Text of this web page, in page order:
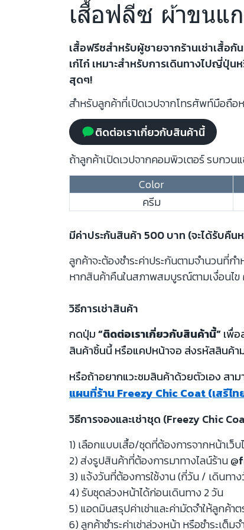
เสื้อฟลีซ ผ้าขนแ
เสื้อฟรีซสำหรับผู้ชายจากร้านเช่าเสื้อกั
เก๋ไก๋ เหมาะสำหรับการเดินทางไปญี่ปุ่
สุดๆ!
สำหรับลูกค้าที่เปิดเวปจากโทรศัพท์มือถือ
ติดต่อเราเกี่ยวกับสินค้านี้
ถ้าลูกค้าเปิดเวปจากคอมพิวเตอร์ รบกวน
Color
ครีม
มีค่าประกันสินค้า 500 บาท (จะได้รับคื
ลูกค้าจะต้องชำระค่าประกันตามจำนวนที่
หากสินค้าคืนในสภาพสมบูรณ์ตามเงื่อนไข
วิธีการเช่าสินค้า
กดปุ่ม“ติดต่อเราเกี่ยวกับสินค้านี้”เพื่อ
สินค้าชิ้นนี้ หรือแคปหน้าจอ ส่งรหัสสินค้าม
หรือถ้าอยากแวะชมสินค้าด้วยตัวเอง สาม
แผนที่ร้าน Freezy Chic Coat (เสรีไ
วิธีการจองและเช่าชุด (Freezy Chic
1) เลือกแบบเสื้อ/ชุดที่ต้องการจากหน้าเว็
2) ส่งรูปสินค้าที่ต้องการมาทางไลน์ร้าน
3) แจ้งวันที่ต้องการใช้งาน (กี่วัน / เดินทา
4) รับชุดล่วงหน้าได้ก่อนเดินทาง 2 วัน
5) แอดมินสรุปค่าเช่าและค่ามัดจำให้ลูกค้
6) ลูกค้าชำระค่าเช่าล่วงหน้า หรือชำระเต็